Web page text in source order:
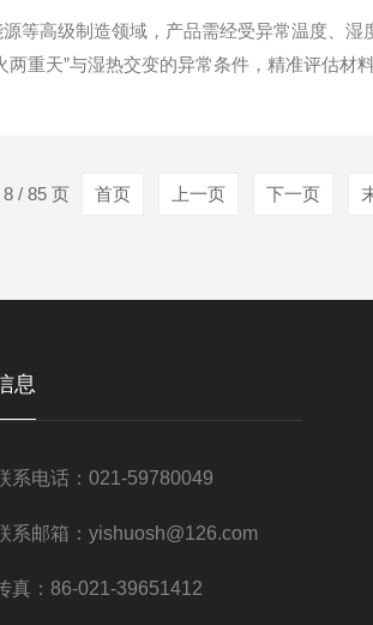
等高级制造领域，产品需经受异常温度、
两重天”与湿热交变的异常条件，精准评估
/ 85 页 首页 上一页 下一页
息
系电话：021-59780049
系邮箱：yishuosh@126.com
真：86-021-39651412